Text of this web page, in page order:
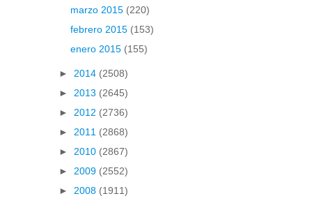
marzo 2015 (220)
febrero 2015 (153)
enero 2015 (155)
► 2014 (2508)
► 2013 (2645)
► 2012 (2736)
► 2011 (2868)
► 2010 (2867)
► 2009 (2552)
► 2008 (1911)